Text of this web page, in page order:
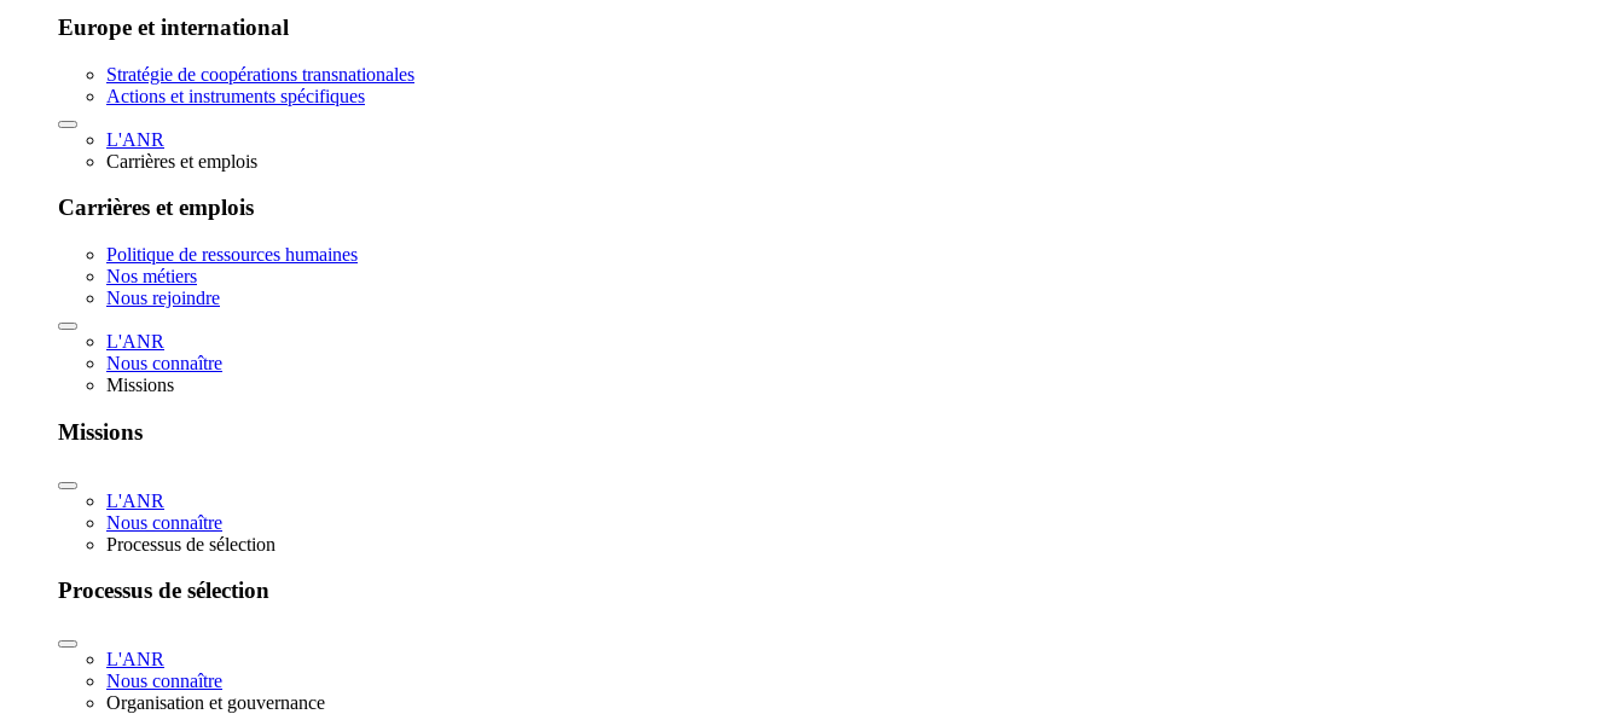
Europe et international
Stratégie de coopérations transnationales
Actions et instruments spécifiques
L'ANR
Carrières et emplois
Carrières et emplois
Politique de ressources humaines
Nos métiers
Nous rejoindre
L'ANR
Nous connaître
Missions
Missions
L'ANR
Nous connaître
Processus de sélection
Processus de sélection
L'ANR
Nous connaître
Organisation et gouvernance